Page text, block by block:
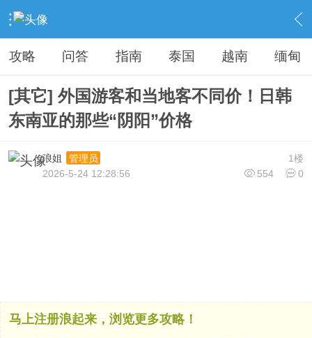
› 旅游看台 › 旅游资讯 › 内容
攻略 问答 指南 泰国 越南 缅甸
[其它] 外国游客和当地客不同价！日韩
东南亚的那些“阴阳”价格
1楼
浪姐
管理员
554
0
2026-5-24 12:28:56
马上注册浪起来，浏览更多攻略！